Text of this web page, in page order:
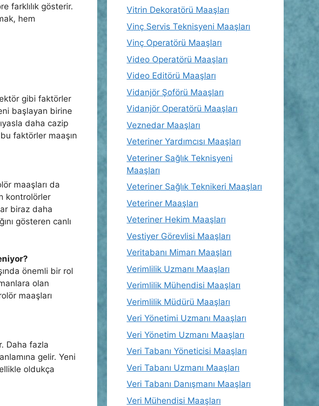
farklılık gösterir.
hem
gibi faktörler
başlayan birine
daha cazip
faktörler maaşın
maaşları da
kontrolörler
biraz daha
gösteren canlı
önemli bir rol
olan
maaşları
Daha fazla
gelir. Yeni
oldukça
Vitrin Dekoratörü Maaşları
Vinç Servis Teknisyeni Maaşları
Vinç Operatörü Maaşları
Video Operatörü Maaşları
Video Editörü Maaşları
Vidanjör Şoförü Maaşları
Vidanjör Operatörü Maaşları
Veznedar Maaşları
Veteriner Yardımcısı Maaşları
Veteriner Sağlık Teknisyeni
Maaşları
Veteriner Sağlık Teknikeri Maaşları
Veteriner Maaşları
Veteriner Hekim Maaşları
Vestiyer Görevlisi Maaşları
Veritabanı Mimarı Maaşları
Verimlilik Uzmanı Maaşları
Verimlilik Mühendisi Maaşları
Verimlilik Müdürü Maaşları
Veri Yönetimi Uzmanı Maaşları
Veri Yönetim Uzmanı Maaşları
Veri Tabanı Yöneticisi Maaşları
Veri Tabanı Uzmanı Maaşları
Veri Tabanı Danışmanı Maaşları
Veri Mühendisi Maaşları